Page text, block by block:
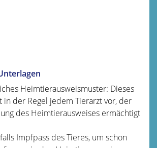
Heimtierausweismuster: Dieses
in der Regel jedem Tierarzt vor, der
des Heimtierausweises ermächtigt
Impfpass des Tieres, um schon